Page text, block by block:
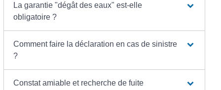
La garantie "dégât des eaux" est-elle
obligatoire ?
Comment faire la déclaration en cas de sinistre
?
Constat amiable et recherche de fuite